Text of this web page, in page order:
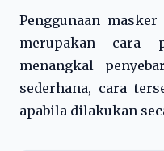
Penggunaan
merupakan cara
menangkal
sederhana, cara
apabila dilakukan